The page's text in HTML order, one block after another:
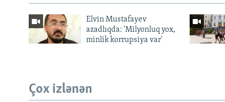
Elvin Mustafayev
azadlıqda: 'Milyonluq yox,
minlik korrupsiya var'
Çox izlənən